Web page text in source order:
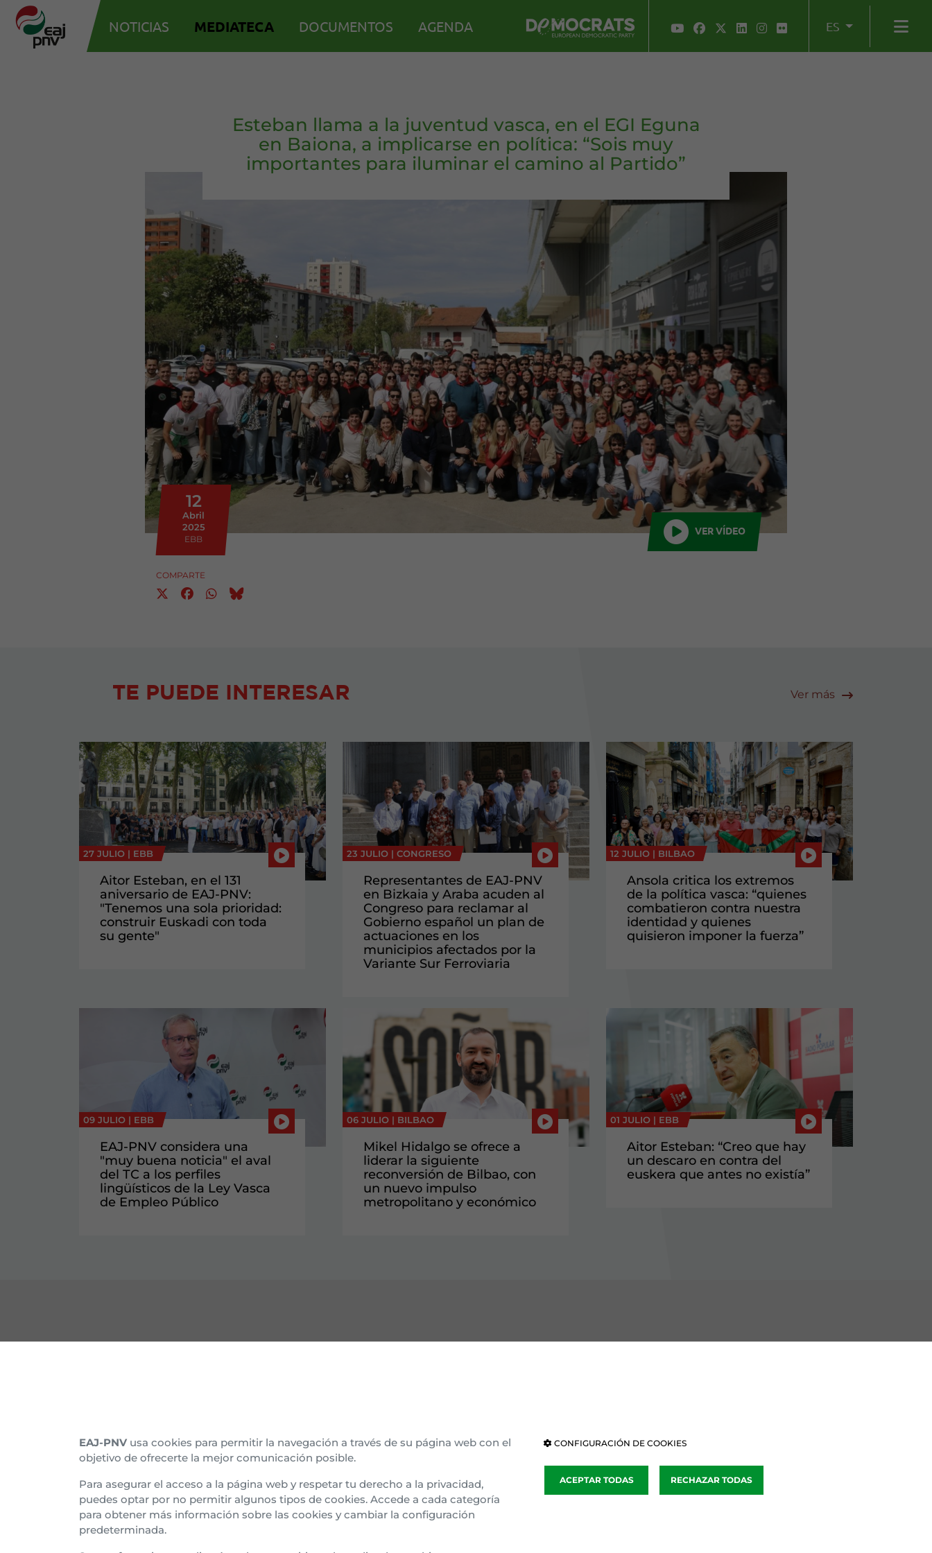
NOTICIAS MEDIATECA DOCUMENTOS AGENDA ES
Esteban llama a la juventud vasca, en el EGI Eguna
en Baiona, a implicarse en política: “Sois muy
importantes para iluminar el camino al Partido”
12
Abril
2025
EBB
VER VÍDEO
COMPARTE
TE PUEDE INTERESAR Ver más
27 JULIO | EBB
Aitor Esteban, en el 131
aniversario de EAJ-PNV:
"Tenemos una sola prioridad:
construir Euskadi con toda
su gente"
23 JULIO | CONGRESO
Representantes de EAJ-PNV
en Bizkaia y Araba acuden al
Congreso para reclamar al
Gobierno español un plan de
actuaciones en los
municipios afectados por la
Variante Sur Ferroviaria
12 JULIO | BILBAO
Ansola critica los extremos
de la política vasca: “quienes
combatieron contra nuestra
identidad y quienes
quisieron imponer la fuerza”
09 JULIO | EBB
EAJ-PNV considera una
"muy buena noticia" el aval
del TC a los perfiles
lingüísticos de la Ley Vasca
de Empleo Público
06 JULIO | BILBAO
Mikel Hidalgo se ofrece a
liderar la siguiente
reconversión de Bilbao, con
un nuevo impulso
metropolitano y económico
01 JULIO | EBB
Aitor Esteban: “Creo que hay
un descaro en contra del
euskera que antes no existía”
Suscríbete al boletín
Historia e ideología
Asamblea general
Transparencia
Euzko Gaztedi
Gipuzko Buru Batzar
EAJ-PNV usa cookies para permitir la navegación a través de su página web con el
objetivo de ofrecerte la mejor comunicación posible.
Para asegurar el acceso a la página web y respetar tu derecho a la privacidad,
puedes optar por no permitir algunos tipos de cookies. Accede a cada categoría
para obtener más información sobre las cookies y cambiar la configuración
predeterminada.
CONFIGURACIÓN DE COOKIES
ACEPTAR TODAS RECHAZAR TODAS